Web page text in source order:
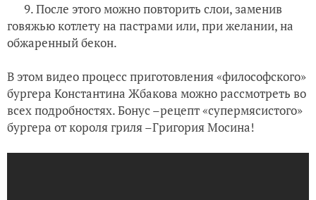
9. После этого можно повторить слои, заменив
говяжью котлету на пастрами или, при желании, на
обжаренный бекон.
В этом видео процесс приготовления «философского»
бургера Константина Жбакова можно рассмотреть во
всех подробностях. Бонус –рецепт «супермясистого»
бургера от короля гриля –Григория Мосина!